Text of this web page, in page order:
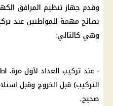
وقدم جهاز تنظيم المرافق
نصائح مهمة للمواطنين عند
وهي كالتالي:
- عند تركيب العداد لأول مرة،
التركيب) قبل الخروج وقبل
صحيح.